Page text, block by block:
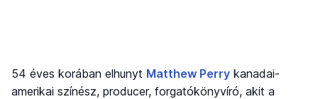
54 éves korában elhunyt Matthew Perry kanadai-
amerikai színész, producer, forgatókönyvíró, akit a